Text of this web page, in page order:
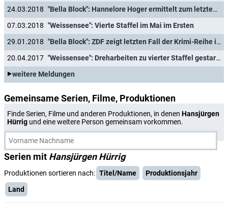
24.03.2018
"Bella Block": Hannelore Hoger ermittelt zum letzten Mal
07.03.2018 "Weissensee": Vierte Staffel im Mai im Ersten
29.01.2018
"Bella Block": ZDF zeigt letzten Fall der Krimi-Reihe im März
20.04.2017
"Weissensee": Dreharbeiten zu vierter Staffel gestartet
weitere Meldungen
Gemeinsame Serien, Filme, Produktionen
Finde Serien, Filme und anderen Produktionen, in denen Hansjürgen
Hürrig und eine weitere Person gemeinsam vorkommen.
Serien mit Hansjürgen Hürrig
Produktionen sortieren nach: Titel/Name
Produktionsjahr
Land